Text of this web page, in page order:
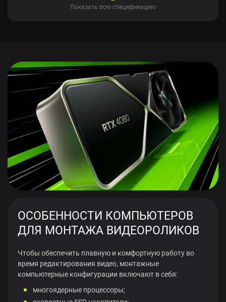
Показать всю спецификацию
ОСОБЕННОСТИ КОМПЬЮТЕРОВ
ДЛЯ МОНТАЖА ВИДЕОРОЛИКОВ
Чтобы обеспечить плавную и комфортную работу во
время редактирования видео, монтажные
компьютерные конфигурации включают в себя:
многоядерные процессоры;